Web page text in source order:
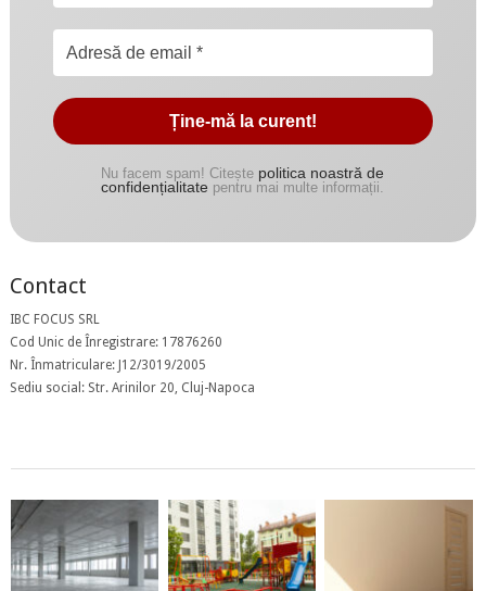
Nu facem spam! Citește politica noastră de
confidențialitate pentru mai multe informații.
Contact
IBC FOCUS SRL
Cod Unic de Înregistrare: 17876260
Nr. Înmatriculare: J12/3019/2005
Sediu social: Str. Arinilor 20, Cluj-Napoca